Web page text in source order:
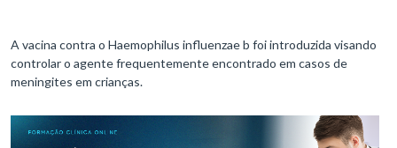
A vacina contra o Haemophilus influenzae b foi introduzida visando
controlar o agente frequentemente encontrado em casos de
meningites em crianças.